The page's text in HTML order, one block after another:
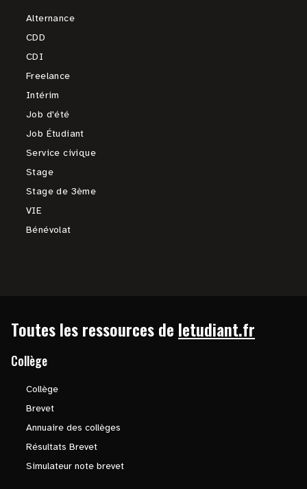
Alternance
CDD
CDI
Freelance
Intérim
Job d'été
Job Étudiant
Service civique
Stage
Stage de 3ème
VIE
Bénévolat
Toutes les ressources de letudiant.fr
Collège
Collège
Brevet
Annuaire des collèges
Résultats Brevet
Simulateur note brevet